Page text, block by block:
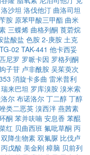
洛沙坦 洛伐他汀 曲洛司坦
胺 原苯甲酸三甲酯 曲米
三蝶烯 曲格列酮 莨菪烷
盐酸盐 色胺 2-庚胺 土克
TG-02 TAK-441 他卡西妥
尼罗 罗哌卡因 罗格列酮
子苷 卢非酰胺 吴茱萸次
消旋卡多曲 雷米普利
瑞来巴坦 罗库溴胺 溴米索
尔 布诺洛尔 丁二醇 丁醇
类二恶英 溴西泮 燕茜素
酮 苯并呋喃 安息香 苯醌
红 贝曲西班 氟吡草酮 丙
双降生物素 双氟脲 比伐卢
丙戊酸 美金刚 樟脑 贝前列